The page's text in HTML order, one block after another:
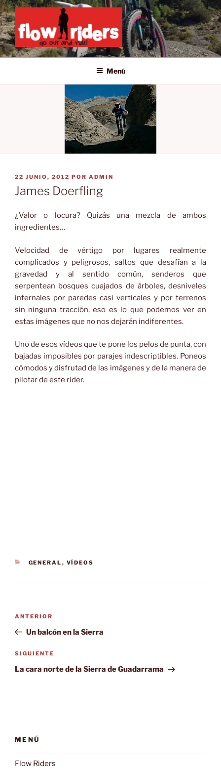
Saltar
al
contenido
GO OUT AND RIDE!
Menú
PUBLICADO
EL
22 JUNIO, 2012 POR ADMIN
James Doerfling
¿Valor o locura? Quizás una mezcla de ambos
ingredientes…
Velocidad de vértigo por lugares realmente
complicados y peligrosos, saltos que desafían a la
gravedad y al sentido común, senderos que
serpentean bosques cuajados de árboles, desniveles
infernales por paredes casi verticales y por terrenos
sin ninguna tracción, eso es lo que podemos ver en
estas imágenes que no nos dejarán indiferentes.
Uno de esos vídeos que te pone los pelos de punta, con
bajadas imposibles por parajes indescriptibles. Poneos
cómodos y disfrutad de las imágenes y de la manera de
pilotar de este rider.
CATEGORÍAS
GENERAL , VÍDEOS
entradas
Entrada
anterior:
ANTERIOR
Un balcón en la Sierra
Siguiente
entrada
SIGUIENTE
La cara norte de la Sierra de Guadarrama
MENÚ
Flow Riders